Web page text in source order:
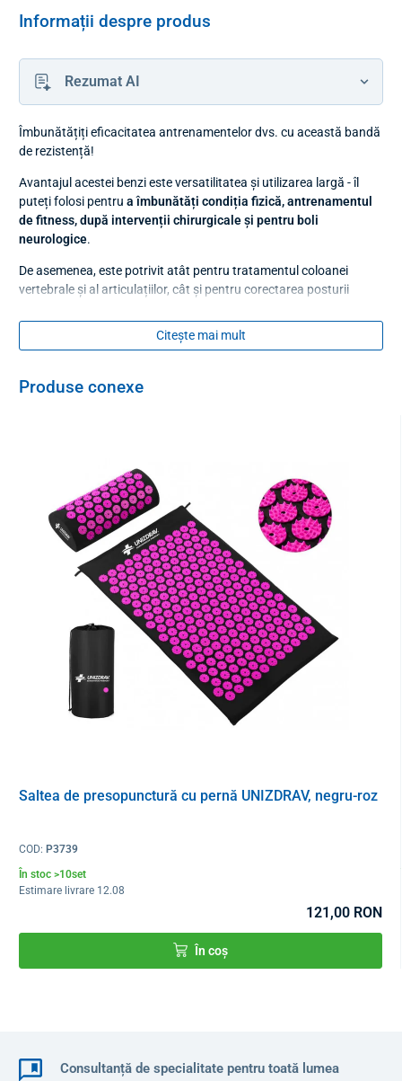
Informații despre produs
Rezumat AI
Îmbunătățiți eficacitatea antrenamentelor dvs. cu această bandă
de rezistență!
Avantajul acestei benzi este versatilitatea și utilizarea largă - îl
puteți folosi pentru a îmbunătăți condiția fizică, antrenamentul
de fitness, după intervenții chirurgicale și pentru boli
neurologice.
De asemenea, este potrivit atât pentru tratamentul coloanei
vertebrale și al articulațiilor, cât și pentru corectarea posturii
de leziuni pentru a grăbi recuperarea.
Principalele beneficii:
Îmbunătățește mobilitatea, crește flexibilitatea, rezistența
Citește mai mult
Produse conexe
Saltea de presopunctură cu pernă UNIZDRAV, negru-roz
COD: P3739
În stoc >10set
Estimare livrare 12.08
121,00 RON
În coș
Consultanță de specialitate pentru toată lumea